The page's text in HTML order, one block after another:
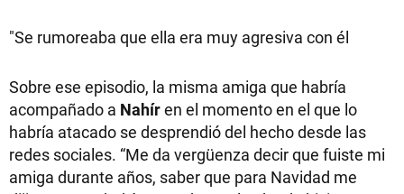
"Se rumoreaba que ella era muy agresiva con él
Sobre ese episodio, la misma amiga que habría
acompañado a Nahíren el momento en el que lo
habría atacado se desprendió del hecho desde las
redes sociales. “Me da vergüenza decir que fuiste mi
amiga durante años, saber que para Navidad me